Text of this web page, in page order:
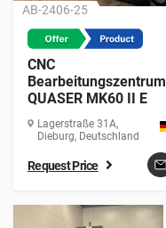
AB-2406-25
CNC
Bearbeitungszentrum
QUASER MK60 II E
Lagerstraße 31A,
Dieburg, Deutschland
Request Price